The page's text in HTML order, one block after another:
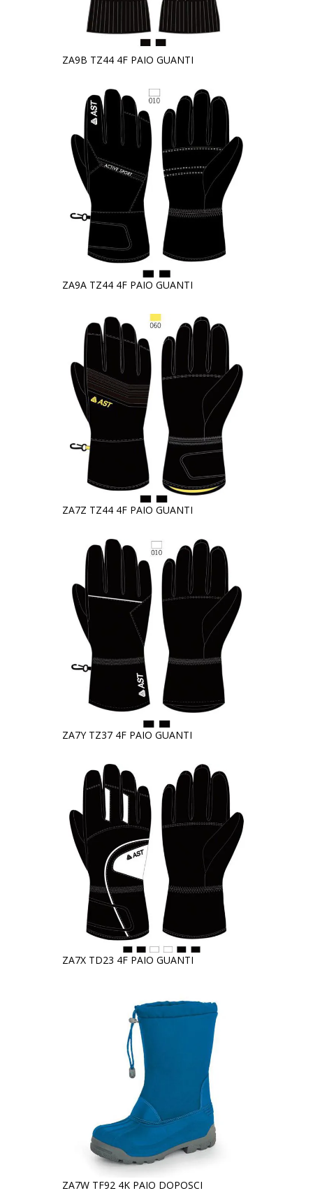
ZA9B TZ44 4F PAIO GUANTI
ZA9A TZ44 4F PAIO GUANTI
ZA7Z TZ44 4F PAIO GUANTI
ZA7Y TZ37 4F PAIO GUANTI
ZA7X TD23 4F PAIO GUANTI
ZA7W TF92 4K PAIO DOPOSCI